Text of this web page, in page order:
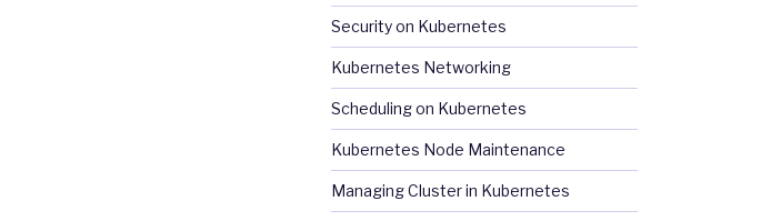
Security on Kubernetes
Kubernetes Networking
Scheduling on Kubernetes
Kubernetes Node Maintenance
Managing Cluster in Kubernetes